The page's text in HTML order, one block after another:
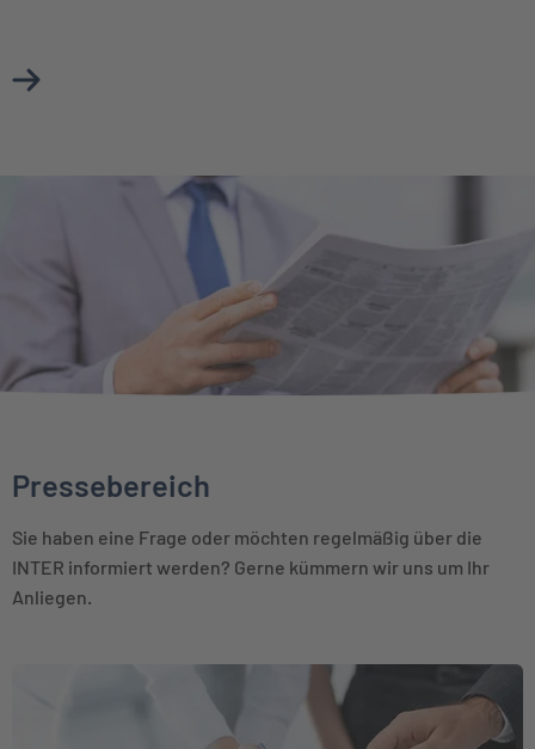
Mehr über Karriere bei der BKM erfahren
Pressebereich
Sie haben eine Frage oder möchten regelmäßig über die
INTER informiert werden? Gerne kümmern wir uns um Ihr
Anliegen.